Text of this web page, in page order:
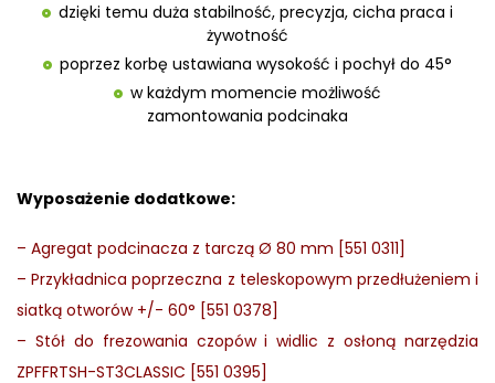
dzięki temu duża stabilność, precyzja, cicha praca i
żywotność
poprzez korbę ustawiana wysokość i pochył do 45°
w każdym momencie możliwość
zamontowania podcinaka
Wyposażenie dodatkowe:
– Agregat podcinacza z tarczą Ø 80 mm [551 0311]
–Przykładnica poprzeczna z teleskopowym przedłużeniem i
siatką otworów +/- 60° [551 0378]
– Stół do frezowania czopów i widlic z osłoną narzędzia
ZPFFRTSH-ST3CLASSIC [551 0395]